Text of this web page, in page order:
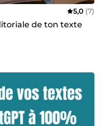
5,0 (7)
de ton texte